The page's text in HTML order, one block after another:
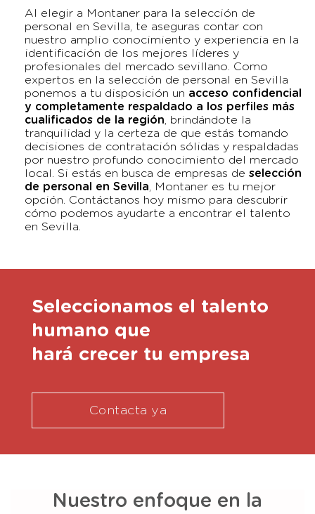
Al elegir a Montaner para la selección de
personal en Sevilla, te aseguras contar con
nuestro amplio conocimiento y experiencia en la
identificación de los mejores líderes y
profesionales del mercado sevillano. Como
expertos en la selección de personal en Sevilla
ponemos a tu disposición un acceso confidencial
y completamente respaldado a los perfiles más
cualificados de la región , brindándote la
tranquilidad y la certeza de que estás tomando
decisiones de contratación sólidas y respaldadas
por nuestro profundo conocimiento del mercado
local. Si estás en busca de empresas de selección
de personal en Sevilla , Montaner es tu mejor
opción. Contáctanos hoy mismo para descubrir
cómo podemos ayudarte a encontrar el talento
en Sevilla.
Seleccionamos el talento
humano que
hará crecer tu empresa
Contacta ya
Nuestro enfoque en la